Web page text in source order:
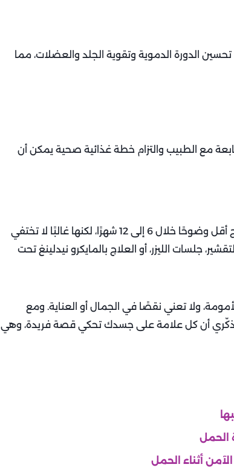
الدورة الدموية وتقوية الجلد والعضلات، مما
مع الطبيب والتزام خطة غذائية صحية يمكن أن
بعد الولادة، تبدأ علامات التمدد في التلاشي تدريجيًا. قد تصبح أقل وضوحًا خلال 6 إلى 12 شهرًا، لكنها غالبًا لا تختفي
جلسات الليزر، أو العلاج بالمايكرو نيدلينغ تحت
ولا تعني نقصًا في الجمال أو العناية. ومع
تذكّري أن كل علامة على جسدك تحكي قصة فريدة، وهي
الحمل
أثناء الحمل